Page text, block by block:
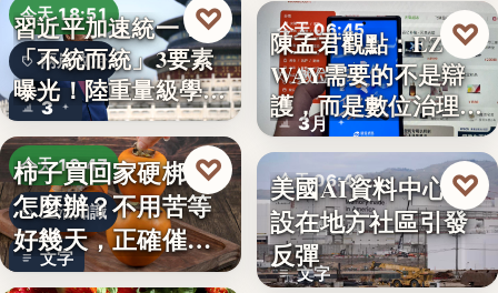
今天 18:51
兩岸政治
3
習近平加速統一？
「不統而統」3要素
曝光！陸重量級學者
朱衛…
♡
今天 18:47
生活知識
文字
柿子買回家硬梆梆
怎麼辦？不用苦等
好幾天，正確催熟
方法一次…
♡
今天 06:45
數位治理
3月
陳孟君觀點：EZ
WAY需要的不是辯
護，而是數位治理的
升…
♡
今天 06:40
社會反彈
文字
美國AI資料中心建
設在地方社區引發
反彈
♡